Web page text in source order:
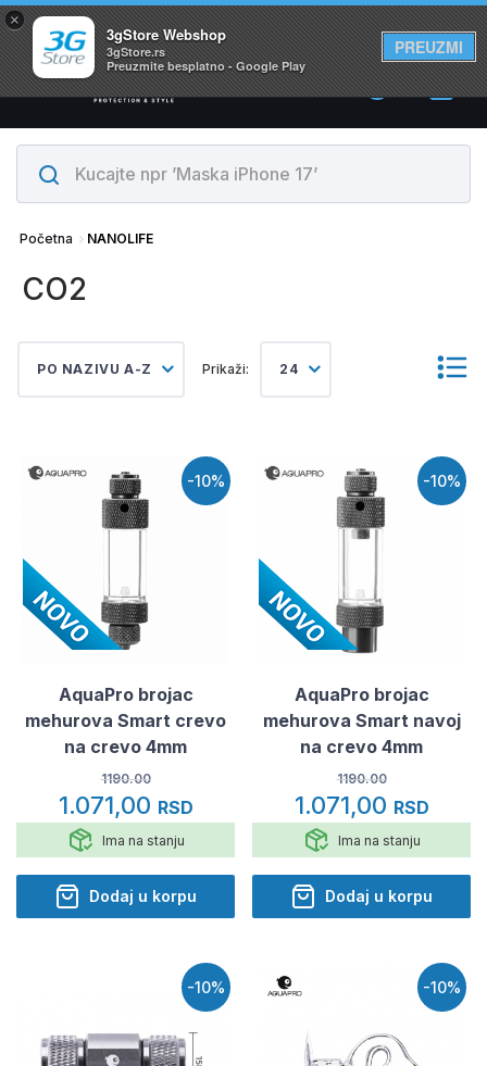
×
3gStore Webshop
3gStore.rs
Preuzmite besplatno - Google Play
PREUZMI
Svi proizvodi su na lageru. Slanje istog dana!
0
Početna NANOLIFE
CO2
PO NAZIVU A-Z Prikaži: 24
-10%
AquaPro brojac
mehurova Smart crevo
na crevo 4mm
1190.00
1.071,00 RSD
Ima na stanju
Dodaj u korpu
-10%
AquaPro brojac
mehurova Smart navoj
na crevo 4mm
1190.00
1.071,00 RSD
Ima na stanju
Dodaj u korpu
-10% -10%